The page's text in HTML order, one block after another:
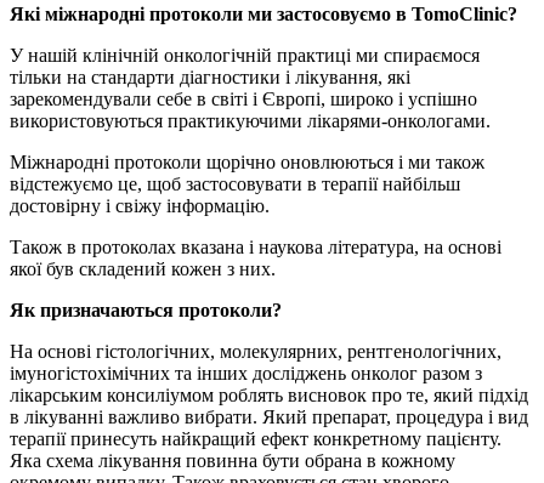
Які міжнародні протоколи ми застосовуємо в TomoClinic?
У нашій клінічній онкологічній практиці ми спираємося
тільки на стандарти діагностики і лікування, які
зарекомендували себе в світі і Європі, широко і успішно
використовуються практикуючими лікарями-онкологами.
Міжнародні протоколи щорічно оновлюються і ми також
відстежуємо це, щоб застосовувати в терапії найбільш
достовірну і свіжу інформацію.
Також в протоколах вказана і наукова література, на основі
якої був складений кожен з них.
Як призначаються протоколи?
На основі гістологічних, молекулярних, рентгенологічних,
імуногістохімічних та інших досліджень онколог разом з
лікарським консиліумом роблять висновок про те, який підхід
в лікуванні важливо вибрати. Який препарат, процедура і вид
терапії принесуть найкращий ефект конкретному пацієнту.
Яка схема лікування повинна бути обрана в кожному